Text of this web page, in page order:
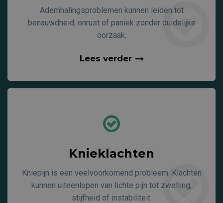
Ademhalingsproblemen kunnen leiden tot
benauwdheid, onrust of paniek zonder duidelijke
oorzaak.
Lees verder
Knieklachten
Kniepijn is een veelvoorkomend probleem. Klachten
kunnen uiteenlopen van lichte pijn tot zwelling,
stijfheid of instabiliteit.